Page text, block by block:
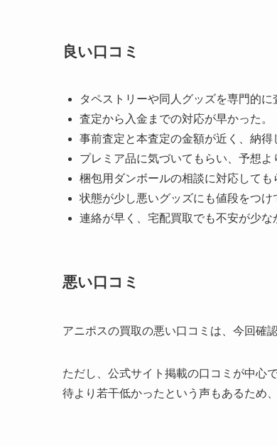
良い口コミ
タペストリーや同人グッズを専門的に
査定から入金までの対応が早かった。
事前査定と本査定の金額が近く、納得
プレミア品に気づいてもらい、予想よ
梱包用ダンボールの相談に対応しても
状態が少し悪いグッズにも値段をつけ
連絡が早く、宅配買取でも不安が少な
悪い口コミ
アニポスの買取の悪い口コミは、今回確
ただし、公式サイト掲載の口コミが中心
待より若干低かったという声もあるため